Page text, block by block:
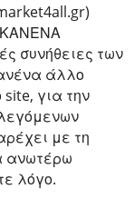
ΚΑΝΕΝΑ
συνήθειες των
άλλο
για την
με τη
ανωτέρω
λόγο.